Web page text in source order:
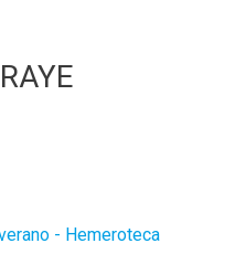
- Hemeroteca